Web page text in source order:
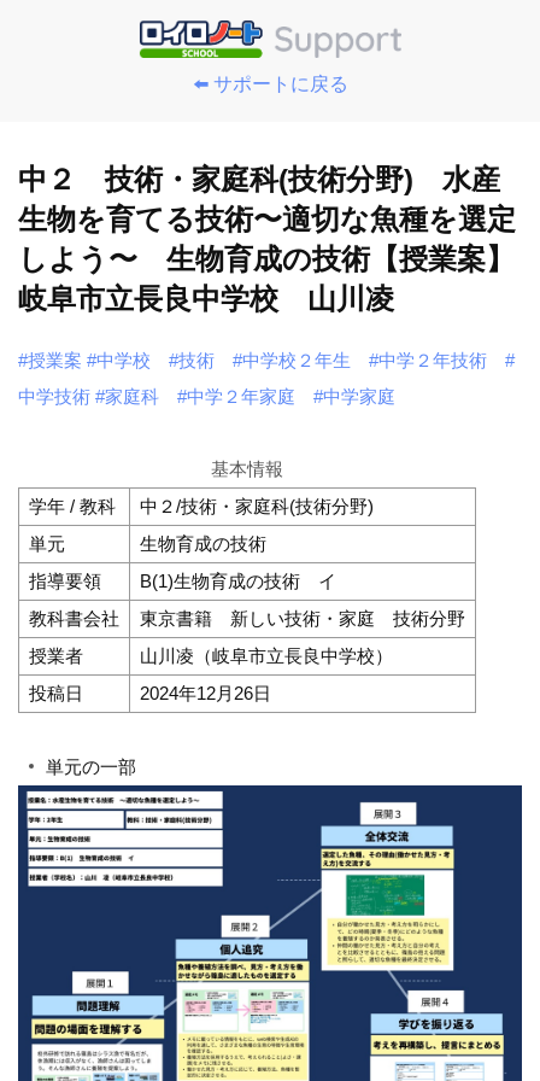
⬅️ サポートに戻る
中２ 技術・家庭科(技術分野) 水産
生物を育てる技術〜適切な魚種を選定
しよう〜 生物育成の技術【授業案】
岐阜市立長良中学校 山川凌
#授業案 #中学校 #技術 #中学校２年生 #中学２年技術
#
中学技術 #家庭科 #中学２年家庭 #中学家庭
基本情報
学年 / 教科
中２/技術・家庭科(技術分野)
単元
生物育成の技術
指導要領
B(1)生物育成の技術 イ
教科書会社
東京書籍 新しい技術・家庭 技術分野
授業者
山川凌（岐阜市立長良中学校）
投稿日
2024年12月26日
単元の一部